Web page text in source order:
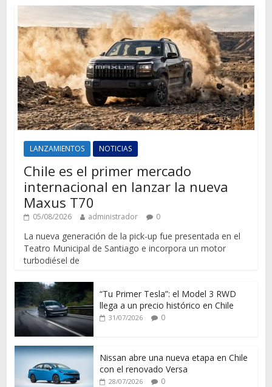
LANZAMIENTOS NOTICIAS
Chile es el primer mercado
internacional en lanzar la nueva
Maxus T70
05/08/2026 administrador 0
La nueva generación de la pick-up fue presentada en el
Teatro Municipal de Santiago e incorpora un motor
turbodiésel de
“Tu Primer Tesla”: el Model 3 RWD
llega a un precio histórico en Chile
31/07/2026 0
Nissan abre una nueva etapa en Chile
con el renovado Versa
28/07/2026 0